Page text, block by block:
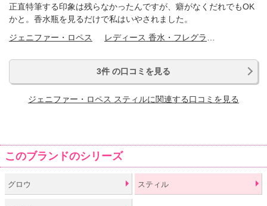
正直特筆する印象は残らなかったんですが、癖がなくだれでもOK
かと。香水瓶を見るだけで私はいやされました。
ジェニファー・ロペス
3件 の口コミを見る
ジェニファー・ロペス スティルに関連する口コミを見る
このブランドのシリーズ
グロウ スティル